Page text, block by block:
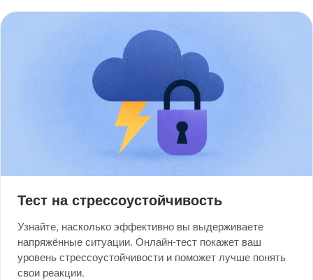
Тест на стрессоустойчивость
Узнайте, насколько эффективно вы выдерживаете
напряжённые ситуации. Онлайн-тест покажет ваш
уровень стрессоустойчивости и поможет лучше понять
свои реакции.